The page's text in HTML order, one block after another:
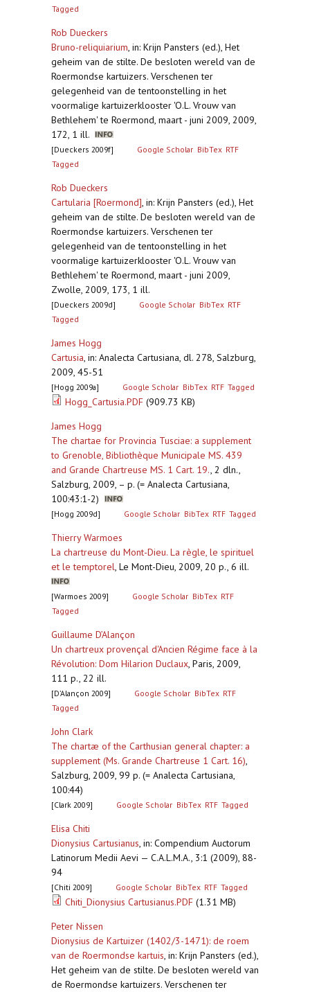
Tagged
Rob Dueckers
Bruno-reliquiarium, in: Krijn Pansters (ed.), Het
geheim van de stilte. De besloten wereld van de
Roermondse kartuizers. Verschenen ter
gelegenheid van de tentoonstelling in het
voormalige kartuizerklooster 'O.L. Vrouw van
Bethlehem' te Roermond, maart - juni 2009, 2009,
172, 1 ill.
[Dueckers 2009f] Google Scholar BibTex RTF
Tagged
Rob Dueckers
Cartularia [Roermond], in: Krijn Pansters (ed.), Het
geheim van de stilte. De besloten wereld van de
Roermondse kartuizers. Verschenen ter
gelegenheid van de tentoonstelling in het
voormalige kartuizerklooster 'O.L. Vrouw van
Bethlehem' te Roermond, maart - juni 2009,
Zwolle, 2009, 173, 1 ill.
[Dueckers 2009d] Google Scholar BibTex RTF
Tagged
James Hogg
Cartusia, in: Analecta Cartusiana, dl. 278, Salzburg,
2009, 45-51
[Hogg 2009a] Google Scholar BibTex RTF Tagged
Hogg_Cartusia.PDF (909.73 KB)
James Hogg
The chartae for Provincia Tusciae: a supplement
to Grenoble, Bibliothèque Municipale MS. 439
and Grande Chartreuse MS. 1 Cart. 19., 2 dln.,
Salzburg, 2009, – p. (= Analecta Cartusiana,
100:43:1-2)
[Hogg 2009d] Google Scholar BibTex RTF Tagged
Thierry Warmoes
La chartreuse du Mont-Dieu. La règle, le spirituel
et le temptorel, Le Mont-Dieu, 2009, 20 p., 6 ill.
[Warmoes 2009] Google Scholar BibTex RTF
Tagged
Guillaume D’Alançon
Un chartreux provençal d'Ancien Régime face à la
Révolution: Dom Hilarion Duclaux, Paris, 2009,
111 p., 22 ill.
[D’Alançon 2009] Google Scholar BibTex RTF
Tagged
John Clark
The chartæ of the Carthusian general chapter: a
supplement (Ms. Grande Chartreuse 1 Cart. 16),
Salzburg, 2009, 99 p. (= Analecta Cartusiana,
100:44)
[Clark 2009] Google Scholar BibTex RTF Tagged
Elisa Chiti
Dionysius Cartusianus, in: Compendium Auctorum
Latinorum Medii Aevi — C.A.L.M.A., 3:1 (2009), 88-
94
[Chiti 2009] Google Scholar BibTex RTF Tagged
Chiti_Dionysius Cartusianus.PDF (1.31 MB)
Peter Nissen
Dionysius de Kartuizer (1402/3-1471): de roem
van de Roermondse kartuis, in: Krijn Pansters (ed.),
Het geheim van de stilte. De besloten wereld van
de Roermondse kartuizers. Verschenen ter